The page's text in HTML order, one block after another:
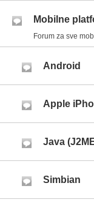
Mobilne
Forum za sve
Android
Apple
Java
Simbian